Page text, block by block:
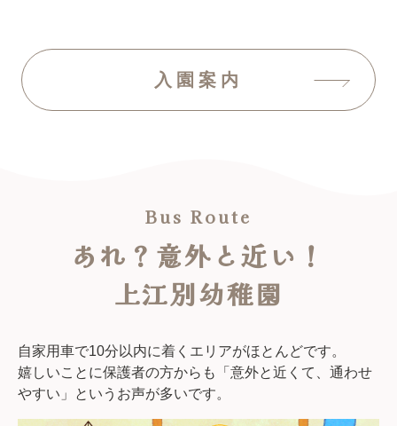
入園案内
あれ？意外と近い！
上江別幼稚園
自家用車で10分以内に着くエリアがほとんどです。
嬉しいことに保護者の方からも「意外と近くて、通わせ
やすい」というお声が多いです。